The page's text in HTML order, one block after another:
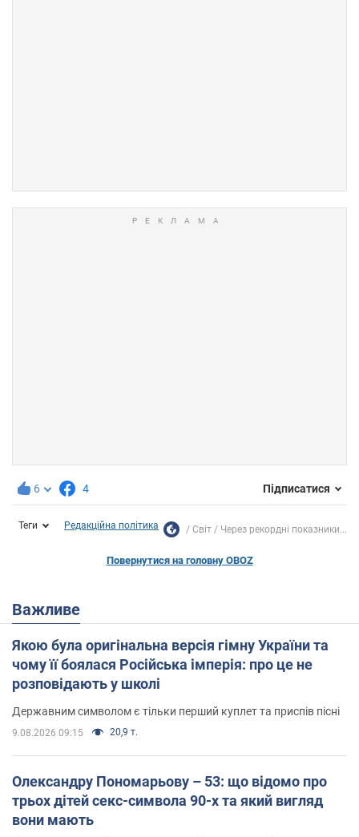
6 4 Підписатися
Теги Редакційна політика Світ Через рекордні показники...
Повернутися на головну OBOZ
Важливе
Якою була оригінальна версія гімну України та
чому її боялася Російська імперія: про це не
розповідають у школі
Державним символом є тільки перший куплет та приспів пісні
9.08.2026 09:15 20,9 т.
Олександру Пономарьову – 53: що відомо про
трьох дітей секс-символа 90-х та який вигляд
вони мають